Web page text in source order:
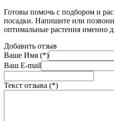
Готовы помочь с подбором и
посадки. Напишите или
оптимальные растения именно
Добавить отзыв
Ваше Имя (*)
Ваш E-mail
Текст отзыва (*)